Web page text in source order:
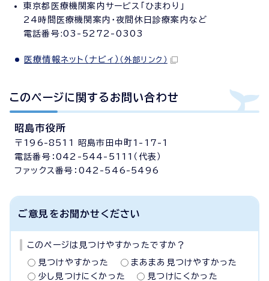
東京都医療機関案内サービス「ひまわり」
24時間医療機関案内・夜間休日診療案内など
電話番号:03-5272-0303
医療情報ネット（ナビィ） （外部リンク）
このページに関する お問い合わせ
昭島市役所
〒196-8511 昭島市田中町1-17-1
電話番号：042-544-5111（代表）
ファックス番号：042-546-5496
ご意見をお聞かせください
このページは見つけやすかったですか？
見つけやすかった
まあまあ見つけやすかった
少し見つけにくかった
見つけにくかった